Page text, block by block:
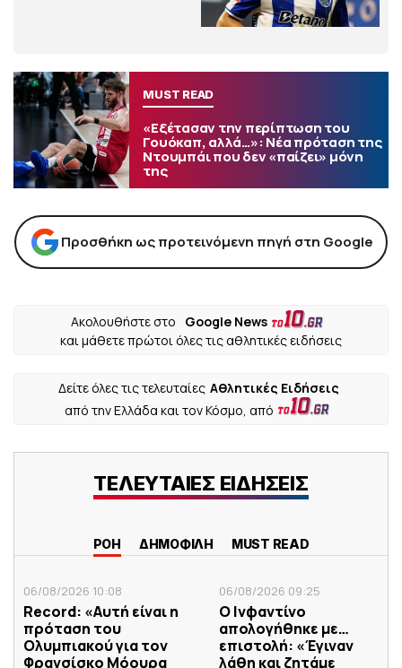
MUST READ
«Εξέτασαν την περίπτωση του
Γουόκαπ, αλλά…»: Νέα πρόταση της
Ντουμπάι που δεν «παίζει» μόνη
της
Προσθήκη ως προτεινόμενη πηγή στη Google
Ακολουθήστε στο
Google News
και μάθετε πρώτοι όλες τις αθλητικές ειδήσεις
Δείτε όλες τις τελευταίες Αθλητικές Ειδήσεις
από την Ελλάδα και τον Κόσμο, από
ΤΕΛΕΥΤΑΙΕΣ ΕΙΔΗΣΕΙΣ
ΡΟΗ ΔΗΜΟΦΙΛΗ MUST READ
06/08/2026 10:08
Record: «Αυτή είναι η
πρόταση του
Ολυμπιακού για τον
Φρανσίσκο Μόουρα
06/08/2026 09:25
Ο Ινφαντίνο
απολογήθηκε με…
επιστολή: «Έγιναν
λάθη και ζητάμε